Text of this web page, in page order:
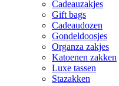
Cadeauzakjes
Gift bags
Cadeaudozen
Gondeldoosjes
Organza zakjes
Katoenen zakken
Luxe tassen
Stazakken